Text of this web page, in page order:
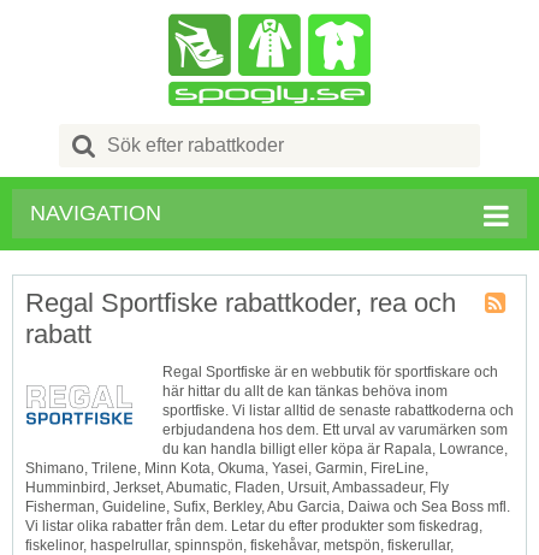
Search
for:
NAVIGATION
Regal Sportfiske rabattkoder, rea och
rabatt
Regal Sportfiske är en webbutik för sportfiskare och
här hittar du allt de kan tänkas behöva inom
sportfiske. Vi listar alltid de senaste rabattkoderna och
erbjudandena hos dem. Ett urval av varumärken som
du kan handla billigt eller köpa är Rapala, Lowrance,
Shimano, Trilene, Minn Kota, Okuma, Yasei, Garmin, FireLine,
Humminbird, Jerkset, Abumatic, Fladen, Ursuit, Ambassadeur, Fly
Fisherman, Guideline, Sufix, Berkley, Abu Garcia, Daiwa och Sea Boss mfl.
Vi listar olika rabatter från dem. Letar du efter produkter som fiskedrag,
fiskelinor, haspelrullar, spinnspön, fiskehåvar, metspön, fiskerullar,